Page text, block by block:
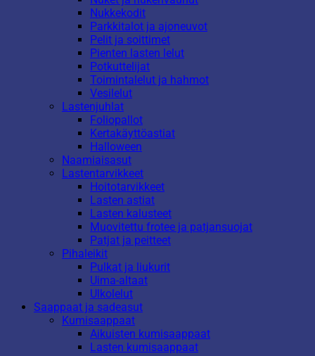
Nukkekodit
Parkkitalot ja ajoneuvot
Pelit ja soittimet
Pienten lasten lelut
Potkuttelijat
Toimintalelut ja hahmot
Vesilelut
Lastenjuhlat
Foliopallot
Kertakäyttöastiat
Halloween
Naamiaisasut
Lastentarvikkeet
Hoitotarvikkeet
Lasten astiat
Lasten kalusteet
Muovitettu frotee ja patjansuojat
Patjat ja peitteet
Pihaleikit
Pulkat ja liukurit
Uima-altaat
Ulkolelut
Saappaat ja sadeasut
Kumisaappaat
Aikuisten kumisaappaat
Lasten kumisaappaat